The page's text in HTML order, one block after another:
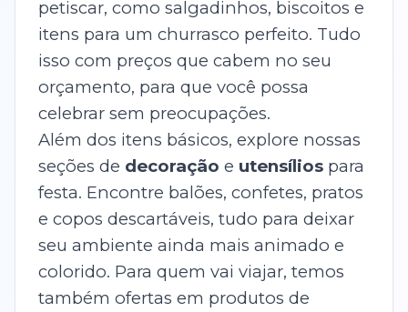
petiscar, como salgadinhos, biscoitos e
itens para um churrasco perfeito. Tudo
isso com preços que cabem no seu
orçamento, para que você possa
celebrar sem preocupações.
Além dos itens básicos, explore nossas
seções de decoração e utensíliospara
festa. Encontre balões, confetes, pratos
e copos descartáveis, tudo para deixar
seu ambiente ainda mais animado e
colorido. Para quem vai viajar, temos
também ofertas em produtos de